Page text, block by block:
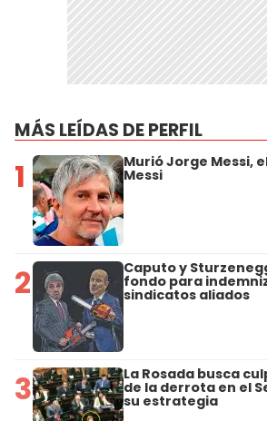
MÁS LEÍDAS DE PERFIL
1 Murió Jorge Messi,
Messi
2 Caputo y
fondo para
sindicatos aliados
3 La Rosada busca
de la derrota en el
su estrategia